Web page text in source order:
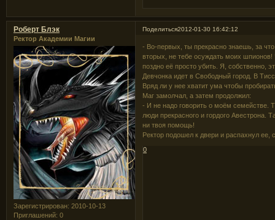
Поделиться2012-01-30 16:42:12
Роберт Блэк
Ректор Академии Магии
Зарегистрирован: 2010-10-13
Приглашений: 0
- Во-первых, ты прекрасно знаешь, за
вторых, не тебе осуждать моих шпионов!
поздно её просто убить. Я, собственно,
Девчонка идет в Свободный город. В
Вряд ли у нее хватит ума чтобы
Маг замолчал, а затем продолжил:
- И не надо говорить о моём
люди прекрасного и гордого Авестрона.
ни твоя помощь!
Ректор подошел к двери и распахнул ее,
0